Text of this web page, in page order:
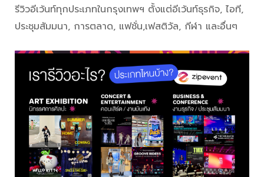
รีวิวอีเว้นท์ทุกประเภทในกรุงเทพฯ ตั้งแต่อีเว้นท์ธุรกิจ, ไอที,
ประชุมสัมมนา, การตลาด, แฟชั่น,เฟสติวัล, กีฬา และอื่นๆ